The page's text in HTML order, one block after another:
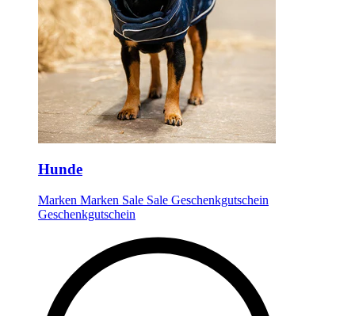
Hunde
Marken Marken Sale Sale Geschenkgutschein
Geschenkgutschein